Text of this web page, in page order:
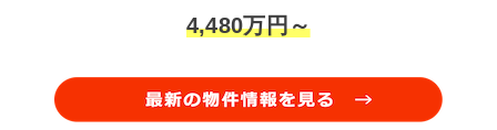
4,480万円～